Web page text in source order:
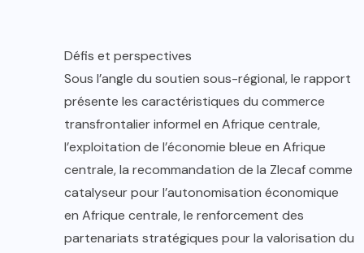
Défis et perspectives
Sous l’angle du soutien sous-régional, le rapport
présente les caractéristiques du commerce
transfrontalier informel en Afrique centrale,
l’exploitation de l’économie bleue en Afrique
centrale, la recommandation de la Zlecaf comme
catalyseur pour l’autonomisation économique
en Afrique centrale, le renforcement des
partenariats stratégiques pour la valorisation du